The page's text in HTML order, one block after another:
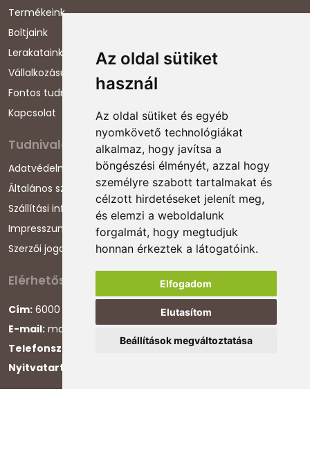
Az oldal sütiket
használ
Az oldal sütiket és egyéb
nyomkövető technológiákat
alkalmaz, hogy javítsa a
böngészési élményét, azzal hogy
személyre szabott tartalmakat és
célzott hirdetéseket jelenít meg,
és elemzi a weboldalunk
forgalmát, hogy megtudjuk
honnan érkeztek a látogatóink.
Elfogadom
Elutasítom
Beállítások megváltoztatása
Termékeink
Boltjaink
Lerakataink
Vállalkozásunkról
Fontos tudnivalók
Kapcsolat
Tudnivalók
Adatvédelmi nyilatkozat
Általános szerződési feltételek
Szállítási információk
Impresszum
Szerzői jogok
Elérhetőségeink
Cím: 6000 Kecskemét, Darázs utca 1.
E-mail: magyarcsaladellato@gmail.com
Telefonszám:
+36 30 868 88 75
Nyitvatartás: